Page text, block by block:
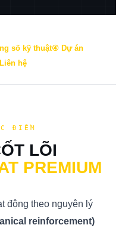
số kỹ thuật④ Dự án
hệ
ĐIỂM
LÕI
PREMIUM
động theo nguyên lý
reinforcement)